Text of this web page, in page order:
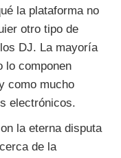
la plataforma no
otro tipo de
DJ. La mayoría
lo componen
como mucho
electrónicos.
la eterna disputa
de la